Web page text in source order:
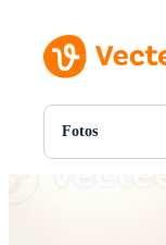
Fotos
Alle Bilder